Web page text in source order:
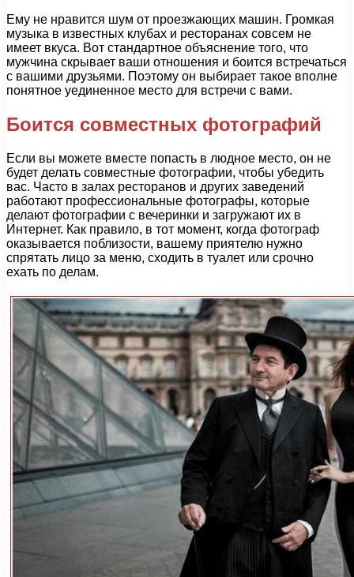
Ему не нравится шум от проезжающих машин. Громкая
музыка в известных клубах и ресторанах совсем не
имеет вкуса. Вот стандартное объяснение того, что
мужчина скрывает ваши отношения и боится встречаться
с вашими друзьями. Поэтому он выбирает такое вполне
понятное уединенное место для встречи с вами.
Боится совместных фотографий
Если вы можете вместе попасть в людное место, он не
будет делать совместные фотографии, чтобы убедить
вас. Часто в залах ресторанов и других заведений
работают профессиональные фотографы, которые
делают фотографии с вечеринки и загружают их в
Интернет. Как правило, в тот момент, когда фотограф
оказывается поблизости, вашему приятелю нужно
спрятать лицо за меню, сходить в туалет или срочно
ехать по делам.